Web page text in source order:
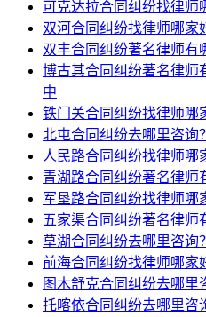
可克达拉合同纠纷找律师
双河合同纠纷找律师哪家
双丰合同纠纷著名律师有
博古其合同纠纷著名律师
中
铁门关合同纠纷找律师哪
北屯合同纠纷去哪里咨询
人民路合同纠纷找律师哪
青湖路合同纠纷著名律师
军垦路合同纠纷找律师哪
五家渠合同纠纷著名律师
草湖合同纠纷去哪里咨询
前海合同纠纷找律师哪家
图木舒克合同纠纷去哪里
托喀依合同纠纷去哪里咨